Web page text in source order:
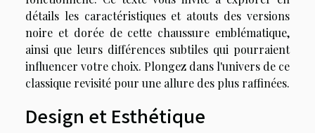
détails les caractéristiques et atouts des versions
noire et dorée de cette chaussure emblématique,
ainsi que leurs différences subtiles qui pourraient
influencer votre choix. Plongez dans l'univers de ce
classique revisité pour une allure des plus raffinées.
Design et Esthétique